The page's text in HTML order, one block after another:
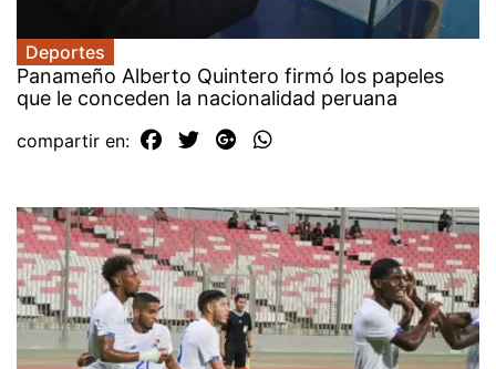
Deportes
Panameño Alberto Quintero firmó los papeles
que le conceden la nacionalidad peruana
compartir en: